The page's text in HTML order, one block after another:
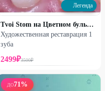
Легенда
Tvoi Stom на Цветном бульваре
Художественная реставрация 1
зуба
2499₽3500₽
ДО71%